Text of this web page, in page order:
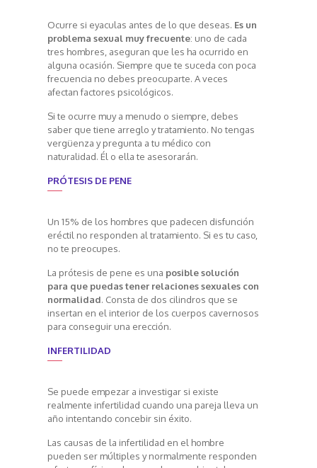
Ocurre si eyaculas antes de lo que deseas. Es un
problema sexual muy frecuente: uno de cada
tres hombres, aseguran que les ha ocurrido en
alguna ocasión. Siempre que te suceda con poca
frecuencia no debes preocuparte. A veces
afectan factores psicológicos.
Si te ocurre muy a menudo o siempre, debes
saber que tiene arreglo y tratamiento. No tengas
vergüenza y pregunta a tu médico con
naturalidad. Él o ella te asesorarán.
PRÓTESIS DE PENE
Un 15% de los hombres que padecen disfunción
eréctil no responden al tratamiento. Si es tu caso,
no te preocupes.
La prótesis de pene es una posible solución
para que puedas tener relaciones sexuales con
normalidad. Consta de dos cilindros que se
insertan en el interior de los cuerpos cavernosos
para conseguir una erección.
INFERTILIDAD
Se puede empezar a investigar si existe
realmente infertilidad cuando una pareja lleva un
año intentando concebir sin éxito.
Las causas de la infertilidad en el hombre
pueden ser múltiples y normalmente responden